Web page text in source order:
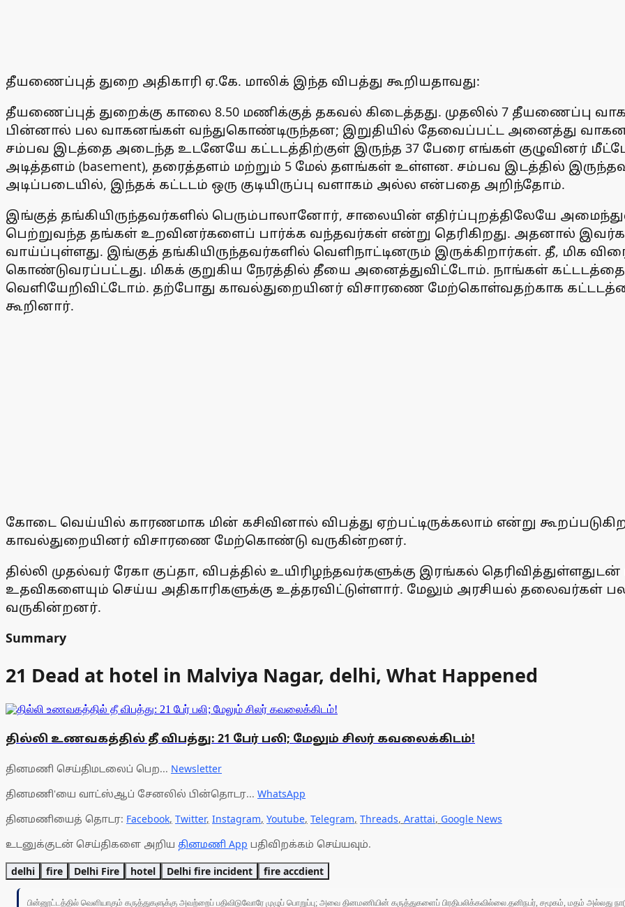
தீயணைப்புத் துறை அதிகாரி ஏ.கே. மாலிக் இந்த விபத்து கூறியதாவது:
தீயணைப்புத் துறைக்கு காலை 8.50 மணிக்குத் தகவல் கிடைத்தது. முதலில் 7 தீயணைப்பு
பின்னால் பல வாகனங்கள் வந்துகொண்டிருந்தன; இறுதியில் தேவைப்பட்ட அனைத்து
சம்பவ இடத்தை அடைந்த உடனேயே கட்டடத்திற்குள் இருந்த 37 பேரை எங்கள் குழுவினர்
அடித்தளம் (basement), தரைத்தளம் மற்றும் 5 மேல் தளங்கள் உள்ளன. சம்பவ இடத்தில்
அடிப்படையில், இந்தக் கட்டடம் ஒரு குடியிருப்பு வளாகம் அல்ல என்பதை அறிந்தோம்.
இங்குத் தங்கியிருந்தவர்களில் பெரும்பாலானோர், சாலையின் எதிர்ப்புறத்திலேயே
பெற்றுவந்த தங்கள் உறவினர்களைப் பார்க்க வந்தவர்கள் என்று தெரிகிறது. அதனால்
வாய்ப்புள்ளது. இங்குத் தங்கியிருந்தவர்களில் வெளிநாட்டினரும் இருக்கிறார்கள். தீ, மிக
கொண்டுவரப்பட்டது. மிகக் குறுகிய நேரத்தில் தீயை அனைத்துவிட்டோம். நாங்கள் கட்டடத்தைச்
வெளியேறிவிட்டோம். தற்போது காவல்துறையினர் விசாரணை மேற்கொள்வதற்காக
கூறினார்.
கோடை வெய்யில் காரணமாக மின் கசிவினால் விபத்து ஏற்பட்டிருக்கலாம் என்று
காவல்துறையினர் விசாரணை மேற்கொண்டு வருகின்றனர்.
தில்லி முதல்வர் ரேகா குப்தா, விபத்தில் உயிரிழந்தவர்களுக்கு இரங்கல்
உதவிகளையும் செய்ய அதிகாரிகளுக்கு உத்தரவிட்டுள்ளார். மேலும் அரசியல் தலைவர்கள்
வருகின்றனர்.
Summary
21 Dead at hotel in Malviya Nagar, delhi, What Happened
தில்லி உணவகத்தில் தீ விபத்து: 21 பேர் பலி; மேலும் சிலர் கவலைக்கிடம்!
தினமணி செய்திமடலைப் பெற... Newsletter
தினமணி'யை வாட்ஸ்ஆப் சேனலில் பின்தொடர... WhatsApp
தினமணியைத் தொடர: Facebook, Twitter, Instagram, Youtube, Telegram, Threads, Arattai, Google News
உடனுக்குடன் செய்திகளை அறிய தினமணி App பதிவிறக்கம் செய்யவும்.
delhi fire Delhi Fire hotel Delhi fire incident fire accdient
பின்னூட்டத்தில் வெளியாகும் கருத்துகளுக்கு அவற்றைப் பதிவிடுவோரே முழுப் பொறுப்பு; அவை தினமணியின் கருத்துகளைப் பிரதிபலிக்கவில்லை.தனிநபர், சமூகம், மதம் அல்லது